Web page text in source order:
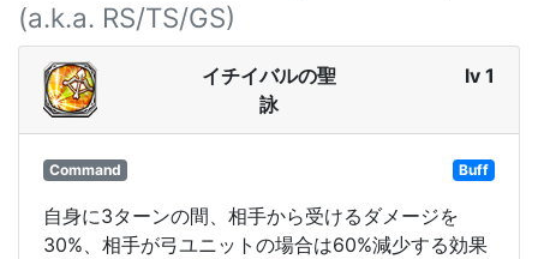
(a.k.a. RS/TS/GS)
イチイバルの聖
詠
lv 1
Command Buff
自身に3ターンの間、相手から受けるダメージを
30%、相手が弓ユニットの場合は60%減少する効果